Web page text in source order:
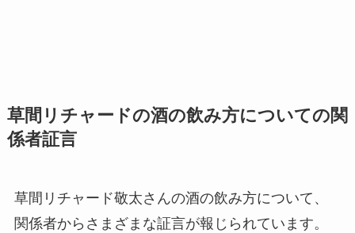
草間リチャードの酒の飲み方についての関
係者証言
草間リチャード敬太さんの酒の飲み方について、
関係者からさまざまな証言が報じられています。